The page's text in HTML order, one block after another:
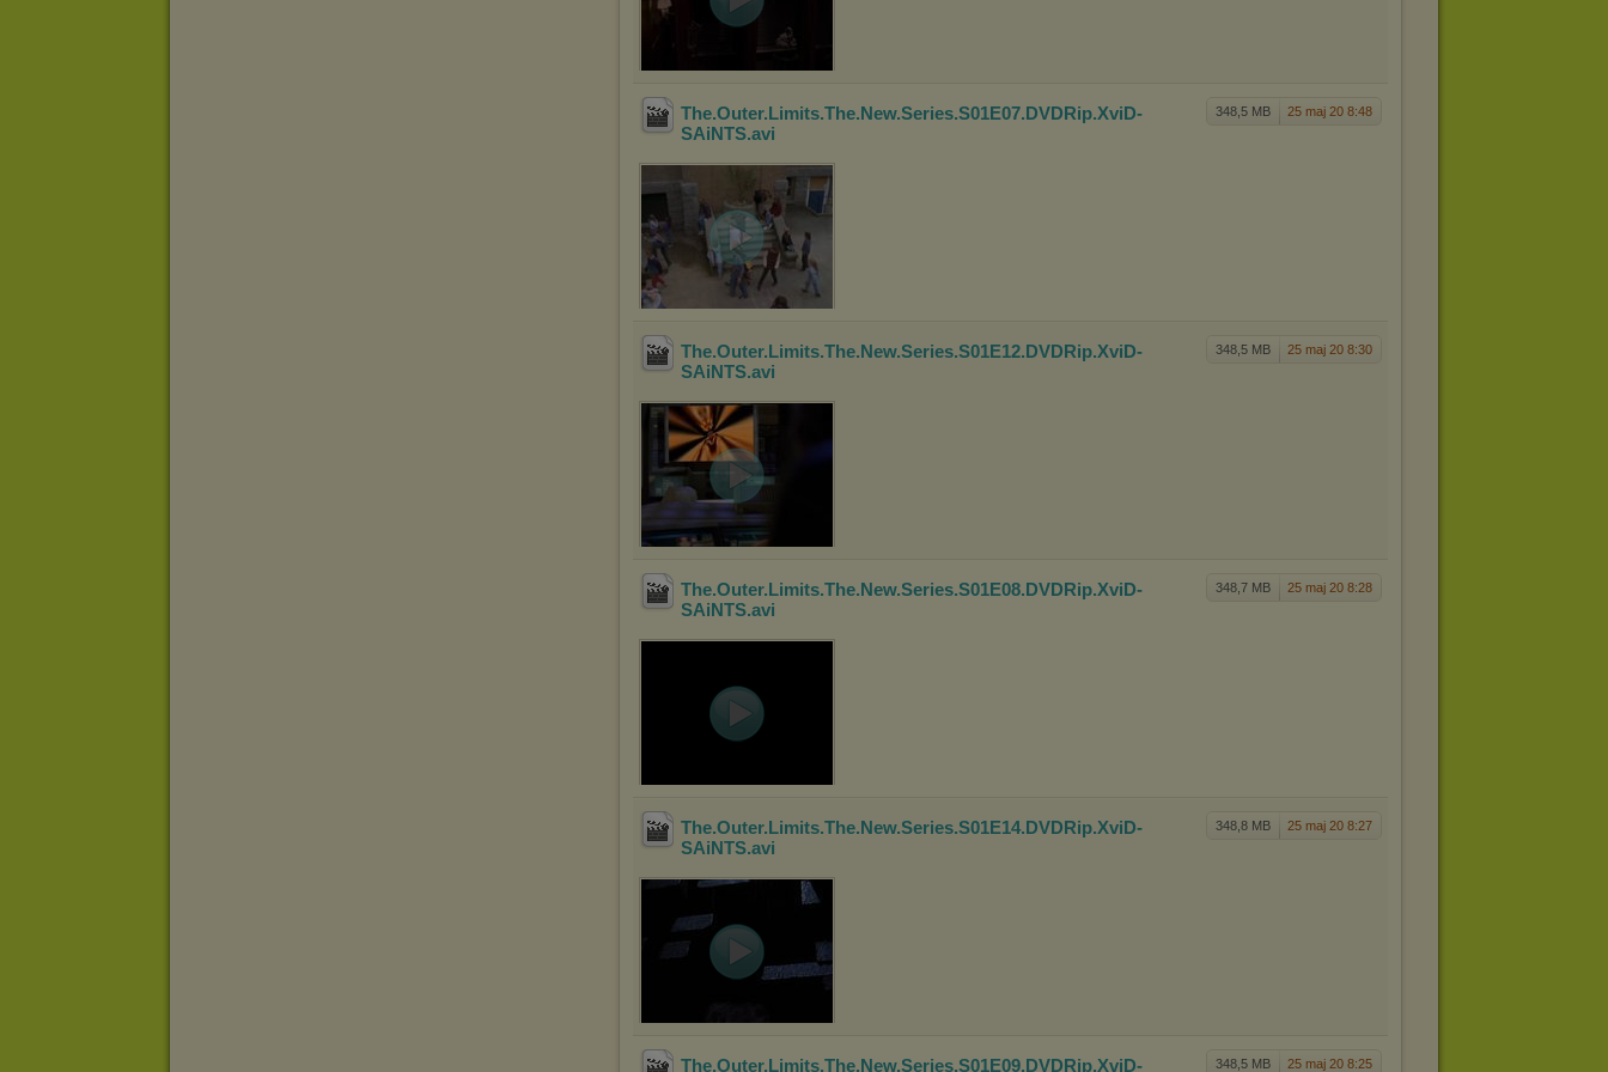
348,5 MB 25 maj 20 8:48
The.Outer.Limits.The.New.Series.S01E07.DVDRip.XviD-
SAiNTS.avi
348,5 MB 25 maj 20 8:30
The.Outer.Limits.The.New.Series.S01E12.DVDRip.XviD-
SAiNTS.avi
348,7 MB 25 maj 20 8:28
The.Outer.Limits.The.New.Series.S01E08.DVDRip.XviD-
SAiNTS.avi
348,8 MB 25 maj 20 8:27
The.Outer.Limits.The.New.Series.S01E14.DVDRip.XviD-
SAiNTS.avi
348,5 MB 25 maj 20 8:25
The.Outer.Limits.The.New.Series.S01E09.DVDRip.XviD-